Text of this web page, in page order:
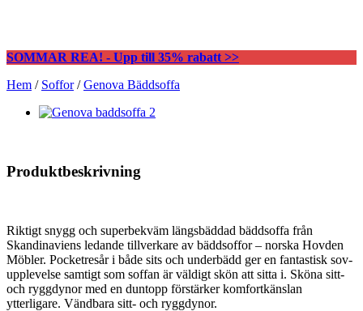
SOMMAR REA! - Upp till 35% rabatt >>
Hem / Soffor / Genova Bäddsoffa
Produktbeskrivning
Riktigt snygg och superbekväm längsbäddad bäddsoffa från
Skandinaviens ledande tillverkare av bäddsoffor – norska Hovden
Möbler. Pocketresår i både sits och underbädd ger en fantastisk sov-
upplevelse samtigt som soffan är väldigt skön att sitta i. Sköna sitt-
och ryggdynor med en duntopp förstärker komfortkänslan
ytterligare. Vändbara sitt- och ryggdynor.